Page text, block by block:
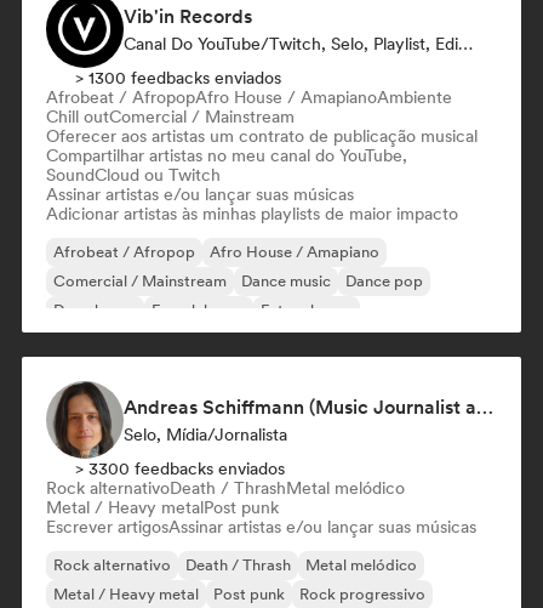
Vib'in Records
Canal Do YouTube/Twitch, Selo, Playlist, Editora
> 1300 feedbacks enviados
Afrobeat / AfropopAfro House / AmapianoAmbiente
Chill outComercial / Mainstream
Oferecer aos artistas um contrato de publicação musical
Compartilhar artistas no meu canal do YouTube,
SoundCloud ou Twitch
Assinar artistas e/ou lançar suas músicas
Adicionar artistas às minhas playlists de maior impacto
Afrobeat / Afropop
Afro House / Amapiano
Comercial / Mainstream
Dance music
Dance pop
Deep house
French house Future house
Andreas Schiffmann (Music Journalist and Label Assistant)
Selo, Mídia/Jornalista
> 3300 feedbacks enviados
Rock alternativoDeath / ThrashMetal melódico
Metal / Heavy metalPost punk
Escrever artigosAssinar artistas e/ou lançar suas músicas
Rock alternativo Death / Thrash
Metal melódico
Metal / Heavy metal
Post punk
Rock progressivo